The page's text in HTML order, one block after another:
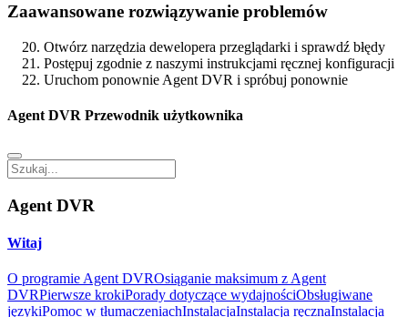
Zaawansowane rozwiązywanie problemów
Otwórz narzędzia dewelopera przeglądarki i sprawdź błędy
Postępuj zgodnie z naszymi instrukcjami ręcznej konfiguracji
Uruchom ponownie Agent DVR i spróbuj ponownie
Agent DVR Przewodnik użytkownika
Agent DVR
Witaj
O programie Agent DVROsiąganie maksimum z Agent
DVRPierwsze krokiPorady dotyczące wydajnościObsługiwane
językiPomoc w tłumaczeniachInstalacjaInstalacja ręcznaInstalacja